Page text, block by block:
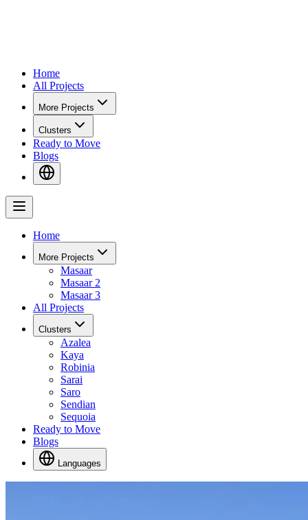
Home
All Projects
More Projects
Clusters
Ready to Move
Blogs
Home
More Projects
Masaar
Masaar 2
Masaar 3
All Projects
Clusters
Azalea
Kaya
Robinia
Sarai
Saro
Sendian
Sequoia
Ready to Move
Blogs
Languages